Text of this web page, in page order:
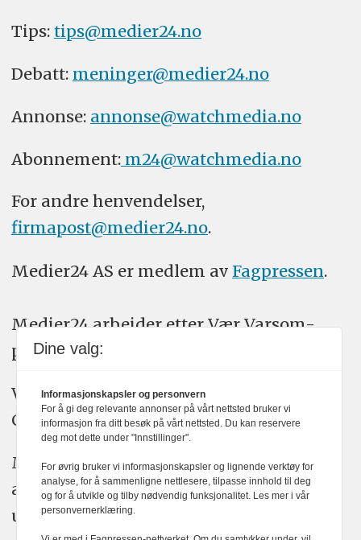
Tips: tips@medier24.no
Debatt: meninger@medier24.no
Annonse: annonse@watchmedia.no
Abonnement:m24@watchmedia.no
For andre henvendelser,
firmapost@medier24.no.
Medier24 AS er medlem av Fagpressen.
Medier24 arbeider etter Vær Varsom-
plakatens regler for god presseskikk.
Vi bruker KI-verktøy som ChatGPT,
Claude, og Gemini i journalistikken vår.
Medier24s redaksjon har alltid det fulle
ansvar for publisert innhold, med eller
uten bruk av kunstig intelligens.
Dine valg:
Informasjonskapsler og personvern
For å gi deg relevante annonser på vårt nettsted bruker vi
informasjon fra ditt besøk på vårt nettsted. Du kan reservere
deg mot dette under "Innstillinger".
For øvrig bruker vi informasjonskapsler og lignende verktøy for
analyse, for å sammenligne nettlesere, tilpasse innhold til deg
og for å utvikle og tilby nødvendig funksjonalitet. Les mer i vår
personvernerklæring.